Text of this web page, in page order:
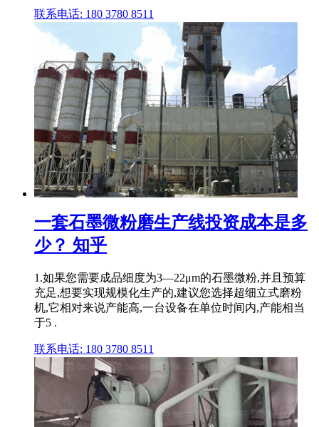
联系电话: 180 3780 8511
一套石墨微粉磨生产线投资成本是多
少？ 知乎
1.如果您需要成品细度为3—22μm的石墨微粉,并且预算
充足,想要实现规模化生产的,建议您选择超细立式磨粉
机,它相对来说产能高,一台设备在单位时间内,产能相当
于5 .
联系电话: 180 3780 8511